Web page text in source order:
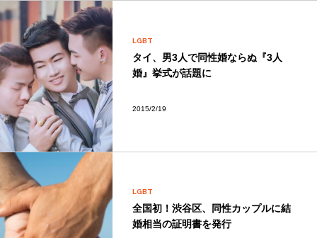
LGBT
タイ、男3人で同性婚ならぬ『3人
婚』挙式が話題に
2015/2/19
LGBT
全国初！渋谷区、同性カップルに結
婚相当の証明書を発行